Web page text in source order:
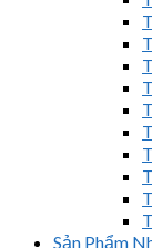
Sản Phẩm